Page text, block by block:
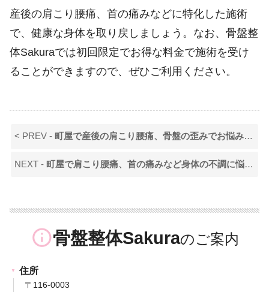
産後の肩こり腰痛、首の痛みなどに特化した施術
で、健康な身体を取り戻しましょう。なお、骨盤整
体Sakuraでは初回限定でお得な料金で施術を受け
ることができますので、ぜひご利用ください。
< PREV - 町屋で産後の肩こり腰痛、骨盤の歪みでお悩みのママさんへ、なぜ産後に肩こりと腰痛、骨盤が歪んでしまうのかその原因と対策をご紹介！
NEXT - 町屋で肩こり腰痛、首の痛みなど身体の不調に悩んでいる人必見！痛みの症状が出る原因と対策を紹介！
info_outline骨盤整体Sakura
住所
〒116-0003